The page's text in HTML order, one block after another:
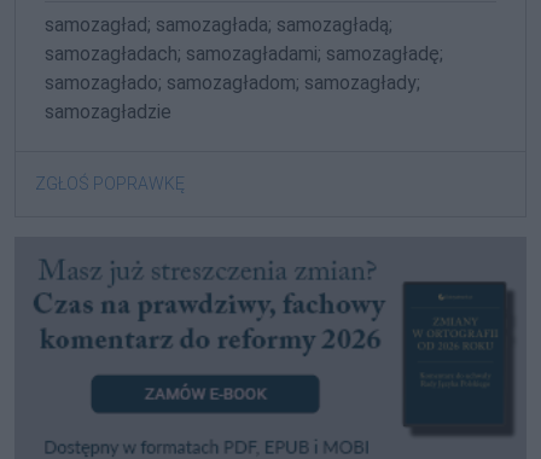
samozagład; samozagłada; samozagładą;
samozagładach; samozagładami; samozagładę;
samozagłado; samozagładom; samozagłady;
samozagładzie
ZGŁOŚ POPRAWKĘ